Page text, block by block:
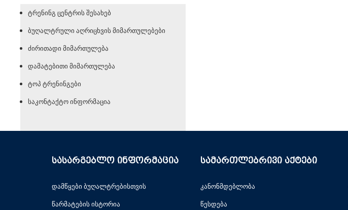
ტრენინგ ცენტრის შესახებ
ბუღალტრული აღრიცხვის მიმართულებები
ძირითადი მიმართულება
დამატებითი მიმართულება
ტოპ ტრენინგები
საკონტაქტო ინფორმაცია
სასარგებლო ინფორმაცია
დამწყები ბუღალტრებისთვის
წარმატების ისტორია
სამართლებრივი აქტები
კანონმდებლობა
წესდება